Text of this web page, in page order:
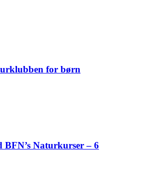
for børn
BFN’s Naturkurser – 6